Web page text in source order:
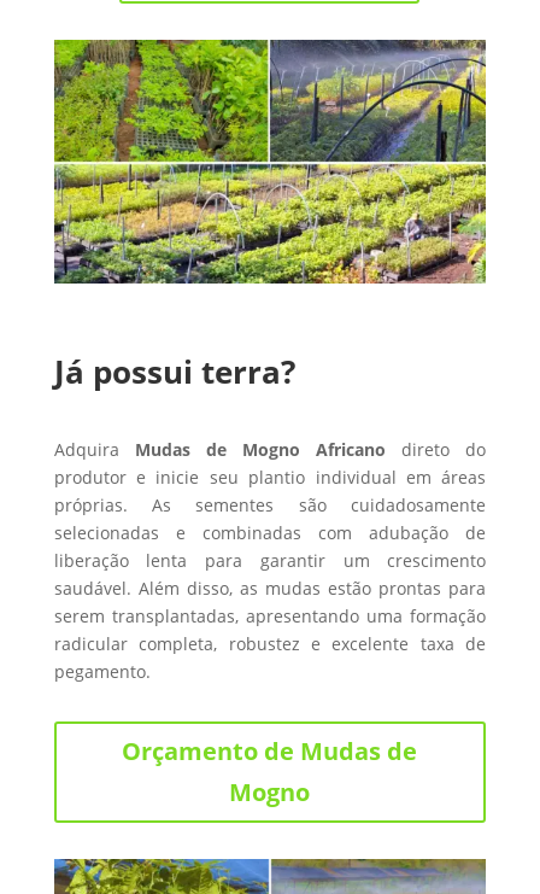
Já possui terra?
Adquira Mudas de Mogno Africano direto do
produtor e inicie seu plantio individual em áreas
próprias. As sementes são cuidadosamente
selecionadas e combinadas com adubação de
liberação lenta para garantir um crescimento
saudável. Além disso, as mudas estão prontas para
serem transplantadas, apresentando uma formação
radicular completa, robustez e excelente taxa de
pegamento.
Orçamento de Mudas de
Mogno